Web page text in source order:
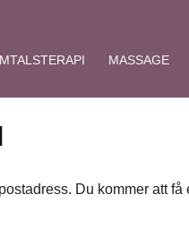
MASSAGE
Du kommer att